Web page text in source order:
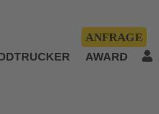
ANFRAGE
AWARD